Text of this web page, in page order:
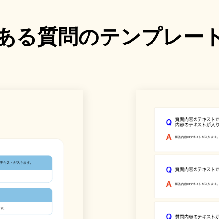
る質問のテンプレー